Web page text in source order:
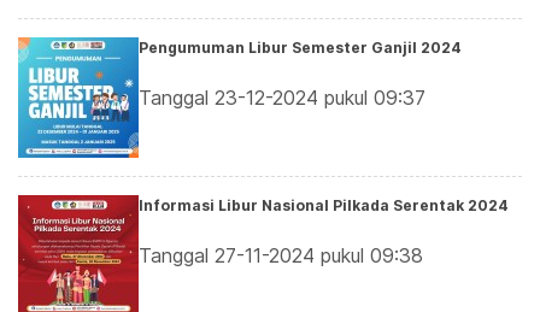
Pengumuman Libur Semester Ganjil 2024
Tanggal 23-12-2024 pukul 09:37
Informasi Libur Nasional Pilkada Serentak 2024
Tanggal 27-11-2024 pukul 09:38